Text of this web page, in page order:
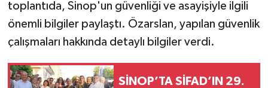
toplantıda, Sinop'un güvenliği ve asayişiyle ilgili
önemli bilgiler paylaştı. Özarslan, yapılan güvenlik
çalışmaları hakkında detaylı bilgiler verdi.
SİNOP’TA SİFAD’IN 29.